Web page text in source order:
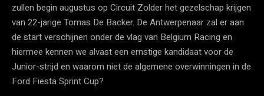
zullen begin augustus op Circuit Zolder het gezelschap krijgen
van 22-jarige Tomas De Backer. De Antwerpenaar zal er aan
de start verschijnen onder de vlag van Belgium Racing en
hiermee kennen we alvast een ernstige kandidaat voor de
Junior-strijd en waarom niet de algemene overwinningen in de
Ford Fiesta Sprint Cup?